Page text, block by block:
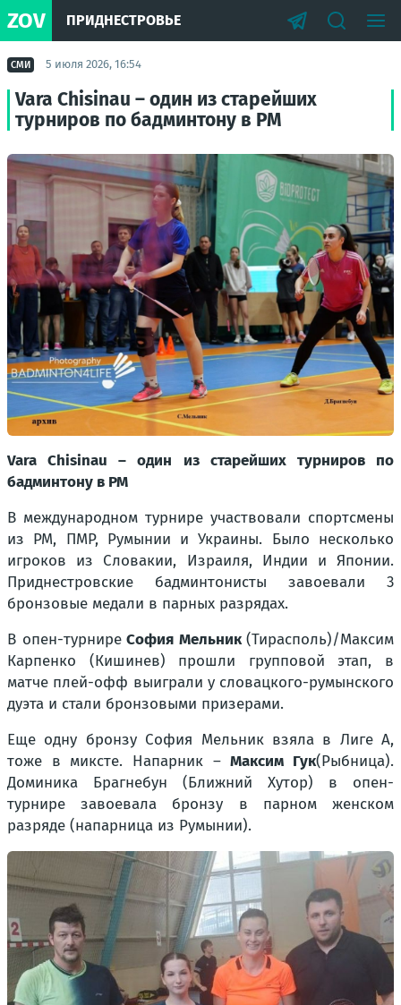
ZOV ПРИДНЕСТРОВЬЕ
СМИ 5 июля 2026, 16:54
Vara Chisinau – один из старейших
турниров по бадминтону в РМ
Vara Chisinau – один из старейших турниров по
бадминтону в РМ
В международном турнире участвовали спортсмены
из РМ, ПМР, Румынии и Украины. Было несколько
игроков из Словакии, Израиля, Индии и Японии.
Приднестровские бадминтонисты завоевали 3
бронзовые медали в парных разрядах.
В опен-турниреСофия Мельник(Тирасполь)/Максим
Карпенко (Кишинев) прошли групповой этап, в
матче плей-офф выиграли у словацкого-румынского
дуэта и стали бронзовыми призерами.
Еще одну бронзу София Мельник взяла в Лиге А,
тоже в миксте. Напарник –Максим Гук(Рыбница).
Доминика Брагнебун (Ближний Хутор) в опен-
турнире завоевала бронзу в парном женском
разряде (напарница из Румынии).